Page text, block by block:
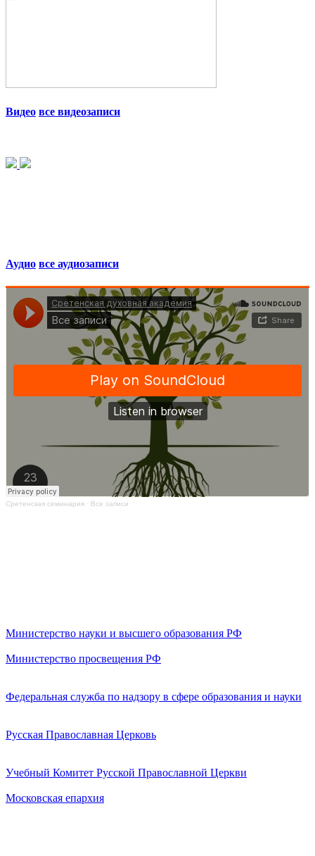
Видео все видеозаписи
Аудио все аудиозаписи
Сретенская семинария · Все записи
Министерство науки и высшего образования РФ
Министерство просвещения РФ
Федеральная служба по надзору в сфере образования и науки
Русская Православная Церковь
Учебный Комитет Русской Православной Церкви
Московская епархия